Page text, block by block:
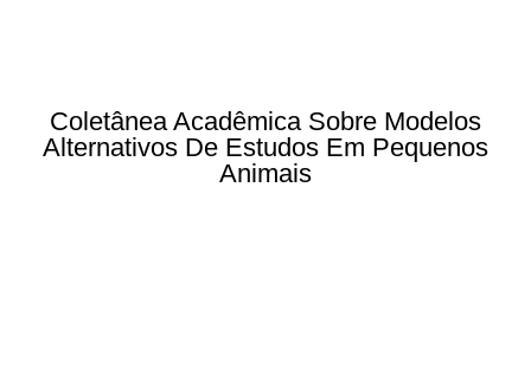
Coletânea Acadêmica Sobre Modelos
Alternativos De Estudos Em Pequenos
Animais